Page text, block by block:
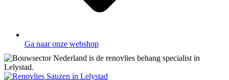
Ga naar onze webshop